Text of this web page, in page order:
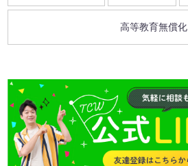
高等教育無償化